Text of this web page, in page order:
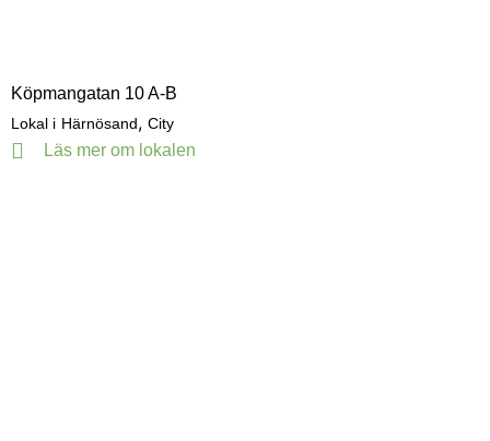
Köpmangatan 10 A-B
Lokal i Härnösand, City
Läs mer om lokalen